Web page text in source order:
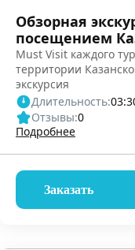
Обзорная
посещением
Must Visit каждого
территории
экскурсия
Длительность:
Отзывы:0
Подробнее
Заказать